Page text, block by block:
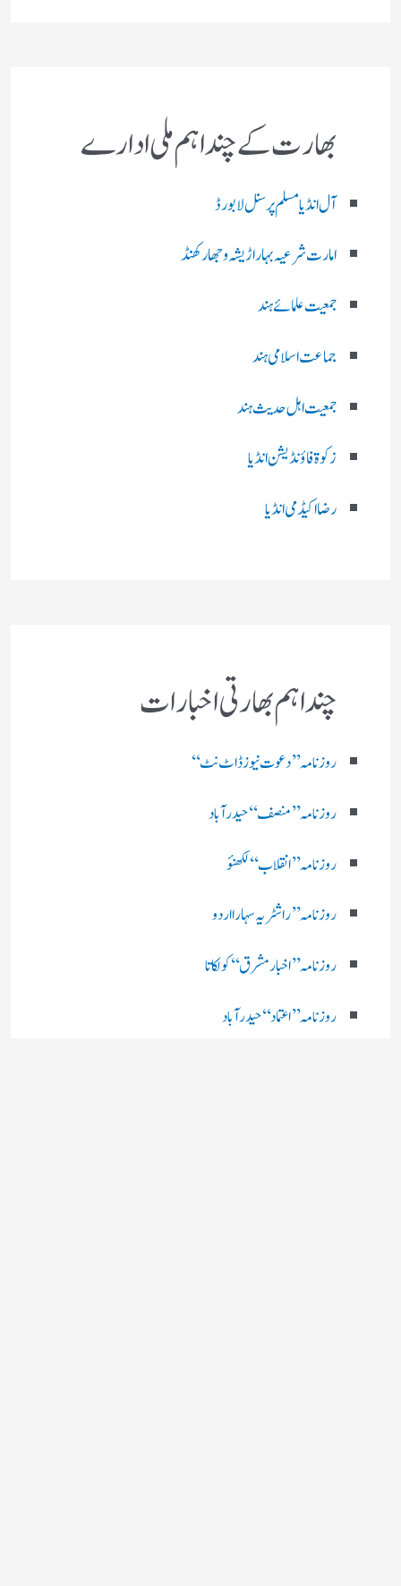
بھارت کے چند اہم ملی ادارے
آل انڈیا مسلم پرسنل لا بورڈ
امارت شرعیہ بہار اڑیشہ و جھارکھنڈ
جمعیت علمائے ہند
جماعت اسلامی ہند
جمعیت اہل حدیث ہند
زکوۃ فاؤنڈیشن انڈیا
رضا اکیڈمی انڈیا
چند اہم بھارتی اخبارات
روز نامہ ’’ دعوت نیوز ڈاٹ نٹ‘‘
روزنامہ ’’ منصف‘‘ حیدر آباد
روزنامہ ’’ انقلاب‘‘ لکھنؤ
روز نامہ ’’راشٹریہ سہارا اردو
روزنامہ ’’اخبارمشرق‘‘ کولکاتا
روزنامہ ’’اعتماد‘‘ حیدرآباد